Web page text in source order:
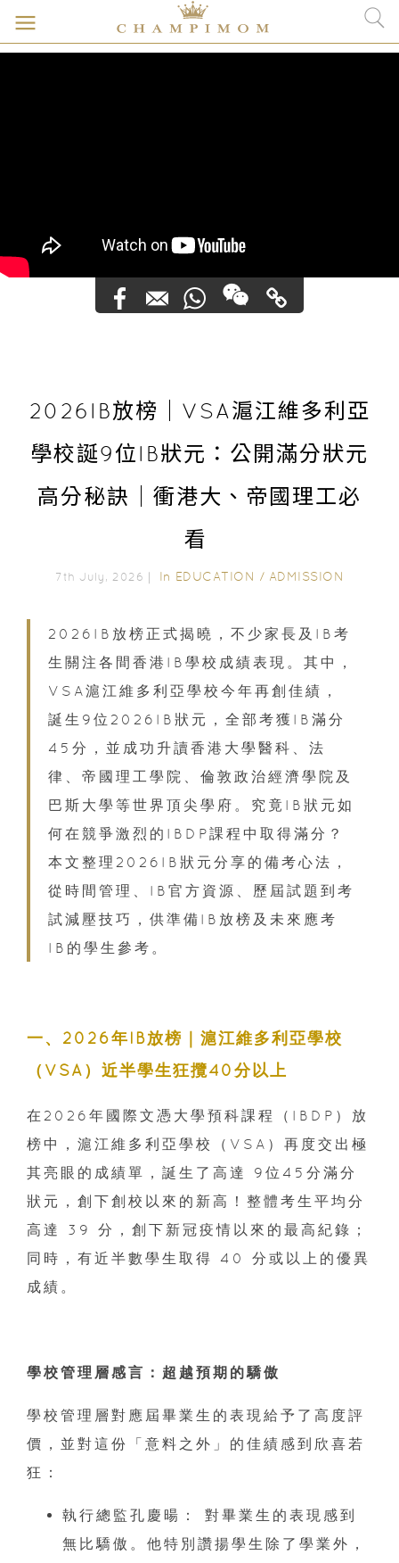
2026IB放榜｜VSA滬江維多利亞
學校誕9位IB狀元：公開滿分狀元
高分秘訣｜衝港大、帝國理工必
看
7th July, 2026｜ In EDUCATION / ADMISSION
2026IB放榜正式揭曉，不少家長及IB考
生關注各間香港IB學校成績表現。其中，
VSA滬江維多利亞學校今年再創佳績，
誕生9位2026IB狀元，全部考獲IB滿分
45分，並成功升讀香港大學醫科、法
律、帝國理工學院、倫敦政治經濟學院及
巴斯大學等世界頂尖學府。究竟IB狀元如
何在競爭激烈的IBDP課程中取得滿分？
本文整理2026IB狀元分享的備考心法，
從時間管理、IB官方資源、歷屆試題到考
試減壓技巧，供準備IB放榜及未來應考
IB的學生參考。
一、2026年IB放榜｜滬江維多利亞學校
（VSA）近半學生狂攬40分以上
在2026年國際文憑大學預科課程（IBDP）放
榜中，滬江維多利亞學校（VSA）再度交出極
其亮眼的成績單，誕生了高達 9位45分滿分
狀元，創下創校以來的新高！整體考生平均分
高達 39 分，創下新冠疫情以來的最高紀錄；
同時，有近半數學生取得 40 分或以上的優異
成績。
學校管理層感言：超越預期的驕傲
學校管理層對應屆畢業生的表現給予了高度評
價，並對這份「意料之外」的佳績感到欣喜若
狂：
執行總監孔慶暘： 對畢業生的表現感到
無比驕傲。他特別讚揚學生除了學業外，